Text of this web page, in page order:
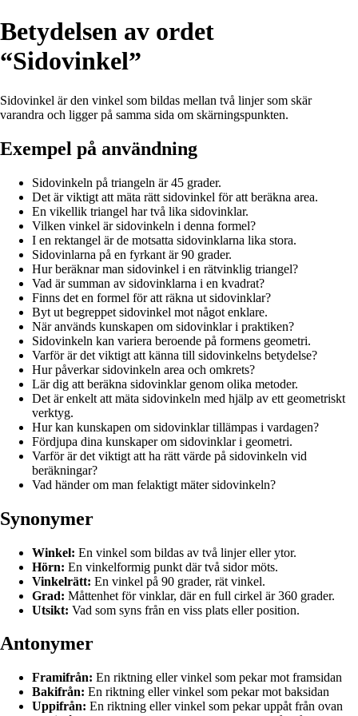
Betydelsen av ordet
“Sidovinkel”
Sidovinkel är den vinkel som bildas mellan två linjer som skär
varandra och ligger på samma sida om skärningspunkten.
Exempel på användning
Sidovinkeln på triangeln är 45 grader.
Det är viktigt att mäta rätt sidovinkel för att beräkna area.
En vikellik triangel har två lika sidovinklar.
Vilken vinkel är sidovinkeln i denna formel?
I en rektangel är de motsatta sidovinklarna lika stora.
Sidovinlarna på en fyrkant är 90 grader.
Hur beräknar man sidovinkel i en rätvinklig triangel?
Vad är summan av sidovinklarna i en kvadrat?
Finns det en formel för att räkna ut sidovinklar?
Byt ut begreppet sidovinkel mot något enklare.
När används kunskapen om sidovinklar i praktiken?
Sidovinkeln kan variera beroende på formens geometri.
Varför är det viktigt att känna till sidovinkelns betydelse?
Hur påverkar sidovinkeln area och omkrets?
Lär dig att beräkna sidovinklar genom olika metoder.
Det är enkelt att mäta sidovinkeln med hjälp av ett geometriskt
verktyg.
Hur kan kunskapen om sidovinklar tillämpas i vardagen?
Fördjupa dina kunskaper om sidovinklar i geometri.
Varför är det viktigt att ha rätt värde på sidovinkeln vid
beräkningar?
Vad händer om man felaktigt mäter sidovinkeln?
Synonymer
Winkel: En vinkel som bildas av två linjer eller ytor.
Hörn: En vinkelformig punkt där två sidor möts.
Vinkelrätt: En vinkel på 90 grader, rät vinkel.
Grad: Måttenhet för vinklar, där en full cirkel är 360 grader.
Utsikt: Vad som syns från en viss plats eller position.
Antonymer
Framifrån: En riktning eller vinkel som pekar mot framsidan
Bakifrån: En riktning eller vinkel som pekar mot baksidan
Uppifrån: En riktning eller vinkel som pekar uppåt från ovan